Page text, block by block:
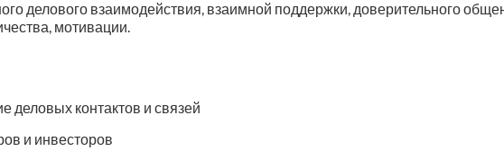
делового взаимодействия, взаимной поддержки, доверительного
мотивации.
деловых контактов и связей
и инвесторов